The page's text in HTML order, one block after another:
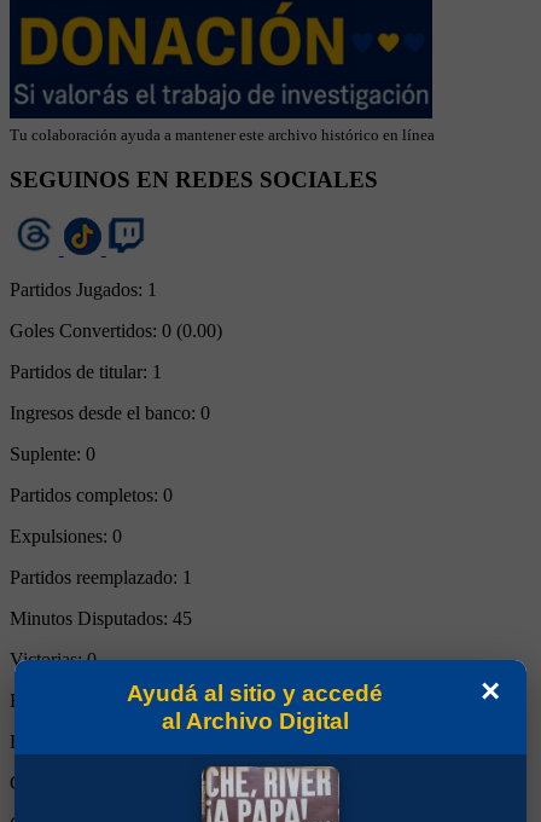
Tu colaboración ayuda a mantener este archivo histórico en línea
SEGUINOS EN REDES SOCIALES
Partidos Jugados: 1
Goles Convertidos: 0 (0.00)
Partidos de titular: 1
Ingresos desde el banco: 0
Suplente: 0
Partidos completos: 0
Expulsiones: 0
Partidos reemplazado: 1
Minutos Disputados: 45
Victorias:0
Empates:
Derrotas:
Goles de Boca:
×
Ayudá al sitio y accedé
al Archivo Digital